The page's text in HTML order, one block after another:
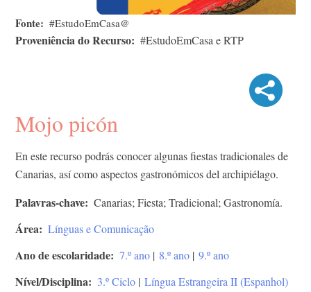
Fonte #EstudoEmCasa@
Proveniência do Recurso #EstudoEmCasa e RTP
Mojo picón
En este recurso podrás conocer algunas fiestas tradicionales de
Canarias, así como aspectos gastronómicos del archipiélago.
Palavras-chave Canarias; Fiesta; Tradicional; Gastronomía.
Área Línguas e Comunicação
Ano de escolaridade 7.º ano | 8.º ano | 9.º ano
Nível/Disciplina 3.º Ciclo | Língua Estrangeira II (Espanhol)